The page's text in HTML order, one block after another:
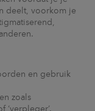
deelt, voorkom je
en gebruik
zoals
‘verpleger’.